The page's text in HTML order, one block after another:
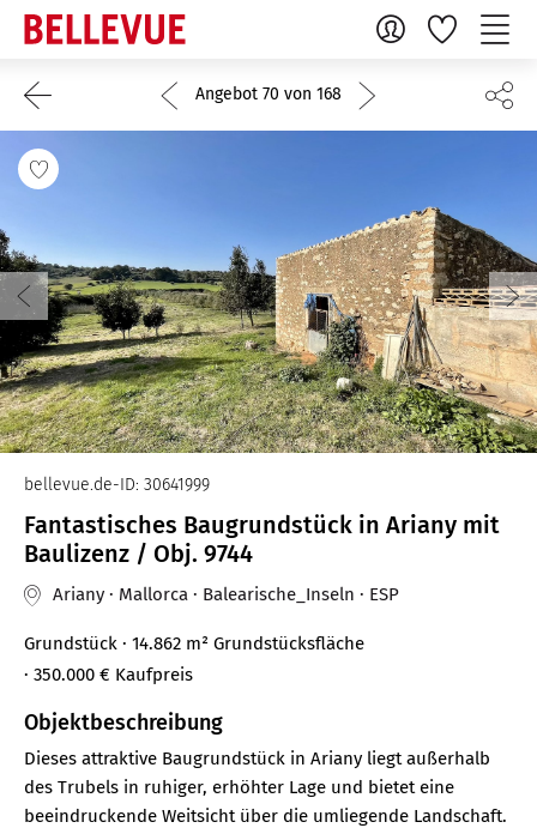
Angebot 70 von 168
bellevue.de-ID: 30641999
Fantastisches Baugrundstück in Ariany mit
Baulizenz / Obj. 9744
Ariany · Mallorca · Balearische_Inseln · ESP
Grundstück · 14.862 m² Grundstücksfläche
· 350.000 € Kaufpreis
Objektbeschreibung
Dieses attraktive Baugrundstück in Ariany liegt außerhalb
des Trubels in ruhiger, erhöhter Lage und bietet eine
beeindruckende Weitsicht über die umliegende Landschaft.